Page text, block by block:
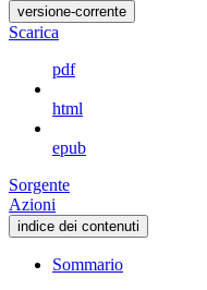
versione-corrente
Scarica
pdf
html
epub
Sorgente
Azioni
indice dei contenuti
Sommario